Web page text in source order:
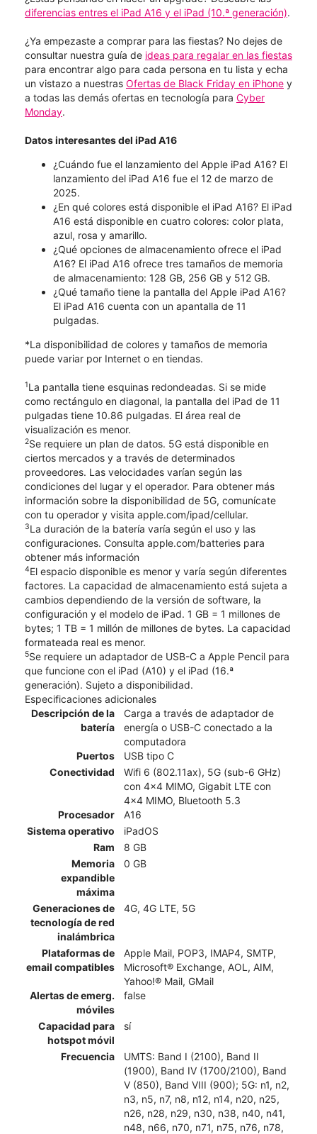
diferencias entres el iPad A16 y el iPad (10.ª generación).
¿Ya empezaste a comprar para las fiestas? No dejes de
consultar nuestra guía de ideas para regalar en las fiestas
para encontrar algo para cada persona en tu lista y echa
un vistazo a nuestras Ofertas de Black Friday en iPhone y
a todas las demás ofertas en tecnología para Cyber
Monday.
Datos interesantes del iPad A16
¿Cuándo fue el lanzamiento del Apple iPad A16? El
lanzamiento del iPad A16 fue el 12 de marzo de
2025.
¿En qué colores está disponible el iPad A16? El iPad
A16 está disponible en cuatro colores: color plata,
azul, rosa y amarillo.
¿Qué opciones de almacenamiento ofrece el iPad
A16? El iPad A16 ofrece tres tamaños de memoria
de almacenamiento: 128 GB, 256 GB y 512 GB.
¿Qué tamaño tiene la pantalla del Apple iPad A16?
El iPad A16 cuenta con un apantalla de 11
pulgadas.
*La disponibilidad de colores y tamaños de memoria
puede variar por Internet o en tiendas.
1La pantalla tiene esquinas redondeadas. Si se mide
como rectángulo en diagonal, la pantalla del iPad de 11
pulgadas tiene 10.86 pulgadas. El área real de
visualización es menor.
2Se requiere un plan de datos. 5G está disponible en
ciertos mercados y a través de determinados
proveedores. Las velocidades varían según las
condiciones del lugar y el operador. Para obtener más
información sobre la disponibilidad de 5G, comunícate
con tu operador y visita apple.com/ipad/cellular.
3La duración de la batería varía según el uso y las
configuraciones. Consulta apple.com/batteries para
obtener más información
4El espacio disponible es menor y varía según diferentes
factores. La capacidad de almacenamiento está sujeta a
cambios dependiendo de la versión de software, la
configuración y el modelo de iPad. 1 GB = 1 millones de
bytes; 1 TB = 1 millón de millones de bytes. La capacidad
formateada real es menor.
5Se requiere un adaptador de USB-C a Apple Pencil para
que funcione con el iPad (A10) y el iPad (16.ª
generación). Sujeto a disponibilidad.
Especificaciones adicionales
Descripción de la
batería
Carga a través de adaptador de
energía o USB-C conectado a la
computadora
Puertos
USB tipo C
Conectividad
Wifi 6 (802.11ax), 5G (sub-6 GHz)
con 4x4 MIMO, Gigabit LTE con
4x4 MIMO, Bluetooth 5.3
Procesador
A16
Sistema operativo
iPadOS
Ram
8 GB
Memoria
expandible
máxima
0 GB
Generaciones de
tecnología de red
inalámbrica
4G, 4G LTE, 5G
Plataformas de
email compatibles
Apple Mail, POP3, IMAP4, SMTP,
Microsoft® Exchange, AOL, AIM,
Yahoo!® Mail, GMail
Alertas de emerg.
móviles
false
Capacidad para
hotspot móvil
sí
Frecuencia
UMTS: Band I (2100), Band II
(1900), Band IV (1700/2100), Band
V (850), Band VIII (900); 5G: n1, n2,
n3, n5, n7, n8, n12, n14, n20, n25,
n26, n28, n29, n30, n38, n40, n41,
n48, n66, n70, n71, n75, n76, n78,